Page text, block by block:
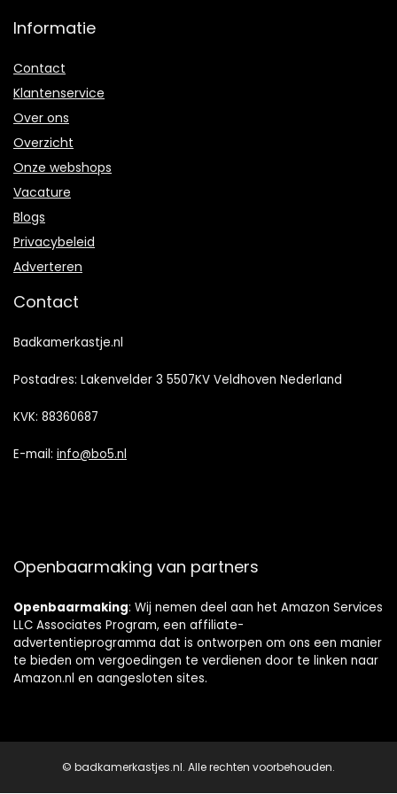
Informatie
Contact
Klantenservice
Over ons
Overzicht
Onze webshops
Vacature
Blogs
Privacybeleid
Adverteren
Contact
Badkamerkastje.nl
Postadres: Lakenvelder 3 5507KV Veldhoven Nederland
KVK: 88360687
E-mail: info@bo5.nl
Openbaarmaking van partners
Openbaarmaking: Wij nemen deel aan het Amazon Services
LLC Associates Program, een affiliate-
advertentieprogramma dat is ontworpen om ons een manier
te bieden om vergoedingen te verdienen door te linken naar
Amazon.nl en aangesloten sites.
© badkamerkastjes.nl. Alle rechten voorbehouden.